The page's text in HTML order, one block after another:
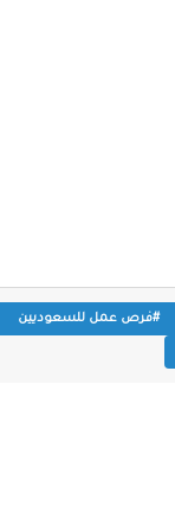
#فرص عمل للسعوديين